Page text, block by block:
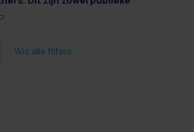
Wis alle filters